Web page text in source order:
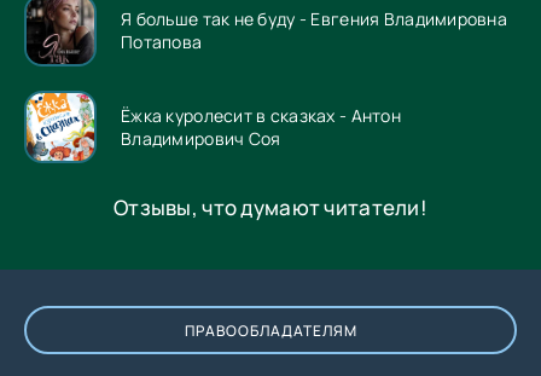
Я больше так не буду - Евгения Владимировна
Потапова
Ёжка куролесит в сказках - Антон
Владимирович Соя
Отзывы, что думают читатели!
ПРАВООБЛАДАТЕЛЯМ